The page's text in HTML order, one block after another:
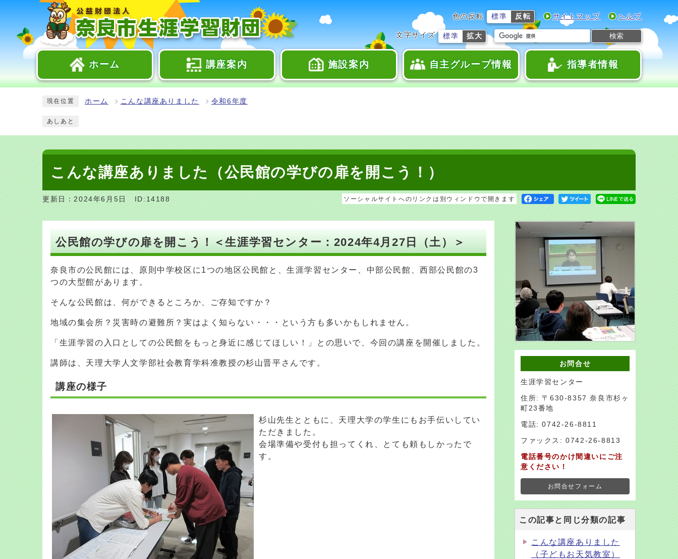
色の反転 標準 反転 サイトマップ ヘルプ
文字サイズ 標準 拡大 検索
ホーム 講座案内 施設案内 自主グループ情報 指導者情報
現在位置 ホーム こんな講座ありました 令和6年度
あしあと
こんな講座ありました（公民館の学びの扉を開こう！）
更新日：2024年6月5日 ID:14188 ソーシャルサイトへのリンクは別ウィンドウで開きます
公民館の学びの扉を開こう！＜生涯学習センター：2024年4月27日（土）＞
奈良市の公民館には、原則中学校区に1つの地区公民館と、生涯学習センター、中部公民館、西部公民館の3
つの大型館があります。
そんな公民館は、何ができるところか、ご存知ですか？
地域の集会所？災害時の避難所？実はよく知らない・・・という方も多いかもしれません。
「生涯学習の入口としての公民館をもっと身近に感じてほしい！」との思いで、今回の講座を開催しました。
講師は、天理大学人文学部社会教育学科准教授の杉山晋平さんです。
講座の様子
杉山先生とともに、天理大学の学生にもお手伝いしてい
ただきました。
会場準備や受付も担ってくれ、とても頼もしかったで
す。
お問合せ
生涯学習センター
住所: 〒630-8357 奈良市杉ヶ
町23番地
電話: 0742-26-8811
ファックス: 0742-26-8813
電話番号のかけ間違いにご注
意ください！
お問合せフォーム
この記事と同じ分類の記事
こんな講座ありました
（子どもお天気教室）